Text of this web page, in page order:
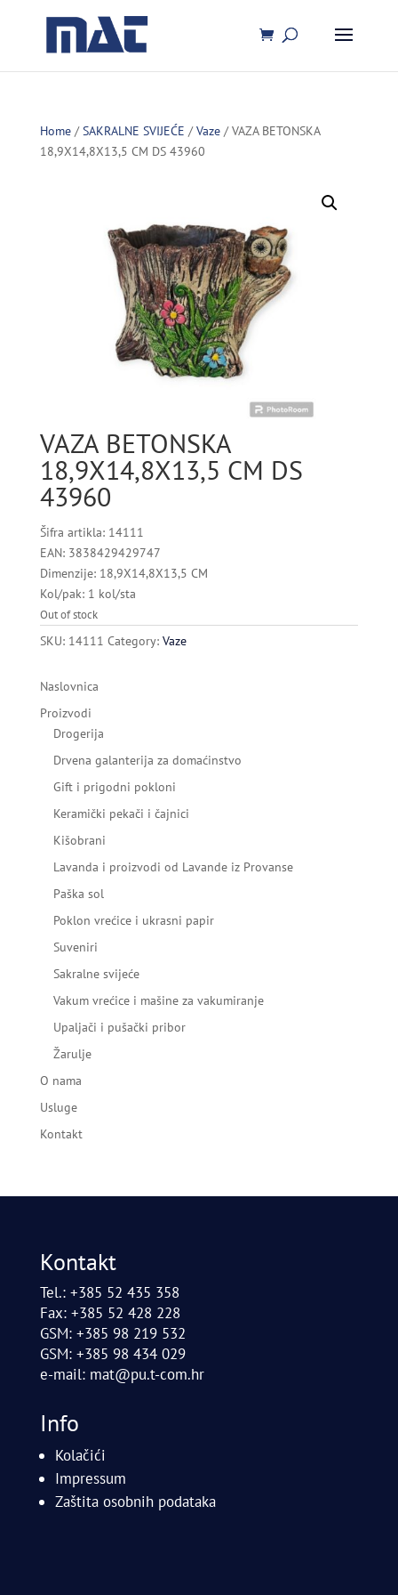
Home/SAKRALNE SVIJEĆE /Vaze/ VAZA BETONSKA
18,9X14,8X13,5 CM DS 43960
VAZA BETONSKA
18,9X14,8X13,5 CM DS
43960
Šifra artikla: 14111
EAN: 3838429429747
Dimenzije: 18,9X14,8X13,5 CM
Kol/pak: 1 kol/sta
Out of stock
SKU: 14111 Category: Vaze
Naslovnica
Proizvodi
Drogerija
Drvena galanterija za domaćinstvo
Gift i prigodni pokloni
Keramički pekači i čajnici
Kišobrani
Lavanda i proizvodi od Lavande iz Provanse
Paška sol
Poklon vrećice i ukrasni papir
Suveniri
Sakralne svijeće
Vakum vrećice i mašine za vakumiranje
Upaljači i pušački pribor
Žarulje
O nama
Usluge
Kontakt
Kontakt
Tel.: +385 52 435 358
Fax: +385 52 428 228
GSM: +385 98 219 532
GSM: +385 98 434 029
e-mail: mat@pu.t-com.hr
Info
Kolačići
Impressum
Zaštita osobnih podataka